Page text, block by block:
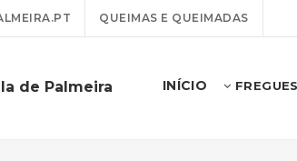
QUEIMAS E QUEIMADAS
de Palmeira INÍCIO